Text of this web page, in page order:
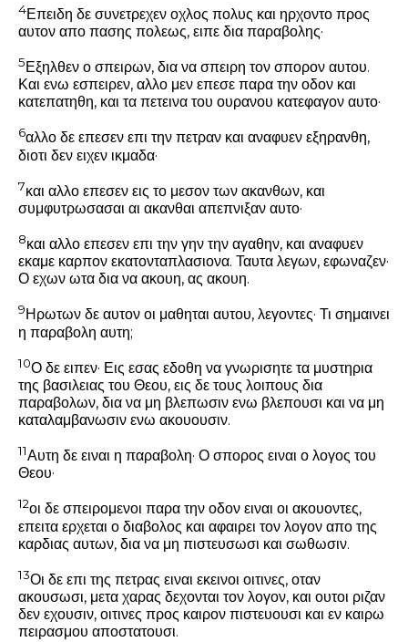
4Επειδη δε συνετρεχεν οχλος πολυς και ηρχοντο προς
αυτον απο πασης πολεως, ειπε δια παραβολης·
5Εξηλθεν ο σπειρων, δια να σπειρη τον σπορον αυτου.
Και ενω εσπειρεν, αλλο μεν επεσε παρα την οδον και
κατεπατηθη, και τα πετεινα του ουρανου κατεφαγον αυτο·
6αλλο δε επεσεν επι την πετραν και αναφυεν εξηρανθη,
διοτι δεν ειχεν ικμαδα·
7και αλλο επεσεν εις το μεσον των ακανθων, και
συμφυτρωσασαι αι ακανθαι απεπνιξαν αυτο·
8και αλλο επεσεν επι την γην την αγαθην, και αναφυεν
εκαμε καρπον εκατονταπλασιονα. Ταυτα λεγων, εφωναζεν·
Ο εχων ωτα δια να ακουη, ας ακουη.
9Ηρωτων δε αυτον οι μαθηται αυτου, λεγοντες· Τι σημαινει
η παραβολη αυτη;
10Ο δε ειπεν· Εις εσας εδοθη να γνωρισητε τα μυστηρια
της βασιλειας του Θεου, εις δε τους λοιπους δια
παραβολων, δια να μη βλεπωσιν ενω βλεπουσι και να μη
καταλαμβανωσιν ενω ακουουσιν.
11Αυτη δε ειναι η παραβολη· Ο σπορος ειναι ο λογος του
Θεου·
12οι δε σπειρομενοι παρα την οδον ειναι οι ακουοντες,
επειτα ερχεται ο διαβολος και αφαιρει τον λογον απο της
καρδιας αυτων, δια να μη πιστευσωσι και σωθωσιν.
13Οι δε επι της πετρας ειναι εκεινοι οιτινες, οταν
ακουσωσι, μετα χαρας δεχονται τον λογον, και ουτοι ριζαν
δεν εχουσιν, οιτινες προς καιρον πιστευουσι και εν καιρω
πειρασμου αποστατουσι.